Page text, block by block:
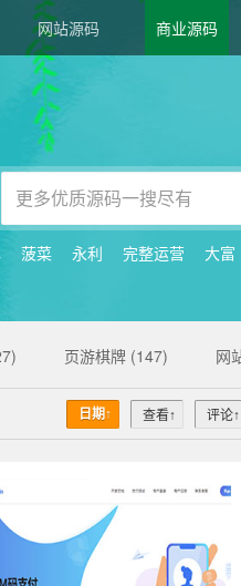
网站源码 商业源码
菠菜 永利 完整运营 大富
页游棋牌 (147) 网
日期↑ 查看↑ 评论↑